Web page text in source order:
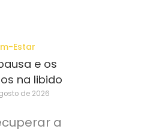
Estar
e os
na libido
de 2026